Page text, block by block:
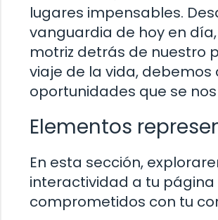
lugares impensables.
vanguardia de hoy en
motriz detrás de nuestro
viaje de la vida,
oportunidades que se
Elementos
En esta sección,
interactividad a tu
comprometidos con tu